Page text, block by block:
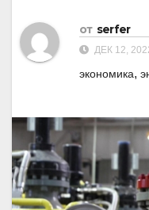
от serfer
ДЕК 12,
экономика,